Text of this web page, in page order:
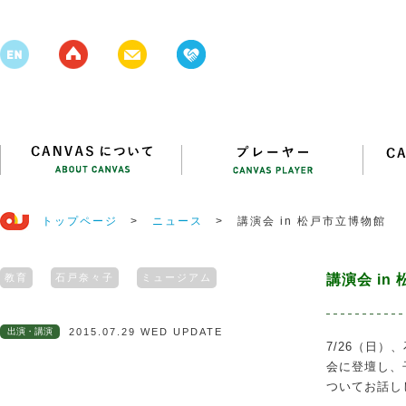
トップページ > ニュース > 講演会 in 松戸市立博物館
教育 石戸奈々子 ミュージアム
出演・講演 2015.07.29 WED UPDATE
講演会 in
7/26（日）、
会に登壇し
ついてお話し